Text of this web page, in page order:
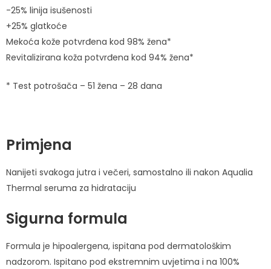
-25% linija isušenosti
+25% glatkoće
Mekoća kože potvrđena kod 98% žena*
Revitalizirana koža potvrđena kod 94% žena*
* Test potrošača – 51 žena – 28 dana
Primjena
Nanijeti svakoga jutra i večeri, samostalno ili nakon Aqualia
Thermal seruma za hidrataciju
Sigurna formula
Formula je hipoalergena, ispitana pod dermatološkim
nadzorom. Ispitano pod ekstremnim uvjetima i na 100%